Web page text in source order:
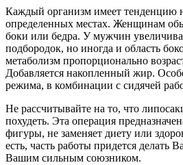
Каждый организм имеет тенденцию
определенных местах. Женщинам
боки или бедра. У мужчин
подбородок, но иногда и область
метаболизм пропорционально
Добавляется накопленный жир.
режима, в комбинации с сидячей
Не рассчитывайте на то, что
похудеть. Эта операция
фигуры, не заменяет диету или
есть, часть работы придется делать
Вашим сильным союзником.